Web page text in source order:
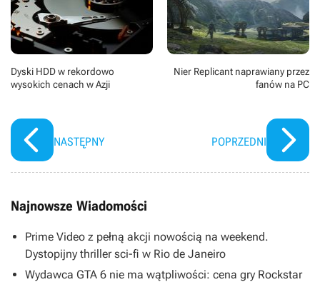
Dyski HDD w rekordowo
wysokich cenach w Azji
NASTĘPNY
Nier Replicant naprawiany przez
fanów na PC
POPRZEDNI
Najnowsze Wiadomości
Prime Video z pełną akcji nowością na weekend.
Dystopijny thriller sci-fi w Rio de Janeiro
Wydawca GTA 6 nie ma wątpliwości: cena gry Rockstar